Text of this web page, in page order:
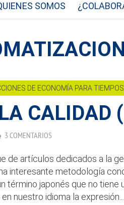
SOMOS
DE ECONOMÍA PARA
CALIDAD
3 COMENTARIOS
de artículos dedicados a la
interesante metodología
término japonés que no tiene
nuestro idioma la expresión...